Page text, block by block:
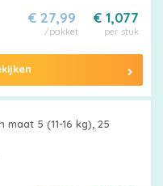
€ 1,077
per stuk
€ 27,99
/pakket
5 (11-16 kg), 25